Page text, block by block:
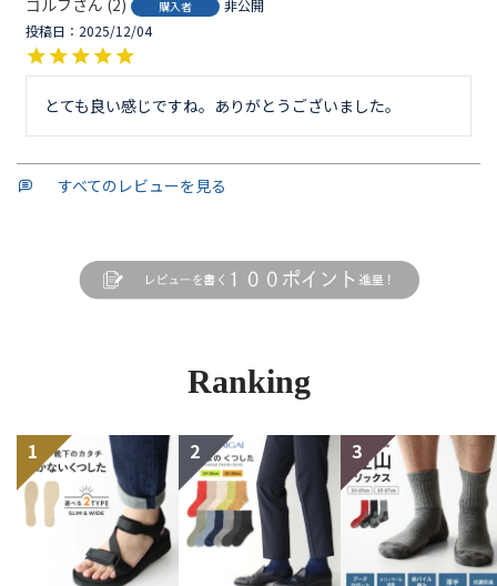
ゴルフ 2 購入者
非公開
投稿日
2025/12/04
とても良い感じですね。ありがとうございました。
すべてのレビューを見る
Ranking